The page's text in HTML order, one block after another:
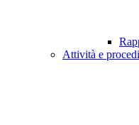
Attività e